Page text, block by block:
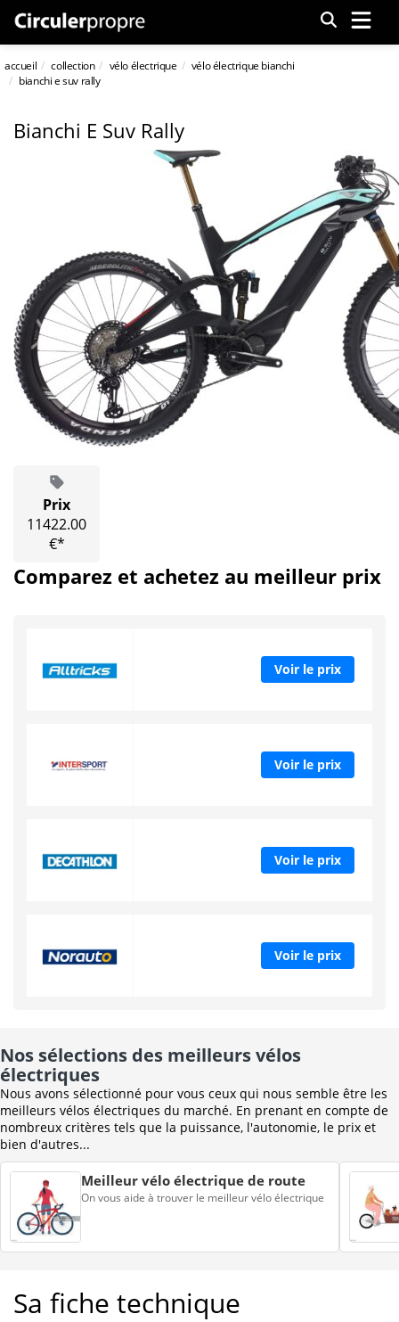
Menu
accueil collection vélo électrique
vélo électrique bianchi
bianchi e suv rally
Bianchi E Suv Rally
Prix
11422.00
€*
Comparez et achetez au meilleur prix
Voir le prix
Voir le prix
Voir le prix
Voir le prix
Nos sélections des meilleurs vélos
électriques
Nous avons sélectionné pour vous ceux qui nous semble être les
meilleurs vélos électriques du marché. En prenant en compte de
nombreux critères tels que la puissance, l'autonomie, le prix et
bien d'autres...
Meilleur vélo électrique de route
On vous aide à trouver le meilleur vélo électrique
Sa fiche technique